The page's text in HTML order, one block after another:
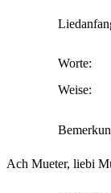
Worte:
Weise:
Ach Mueter, liebi